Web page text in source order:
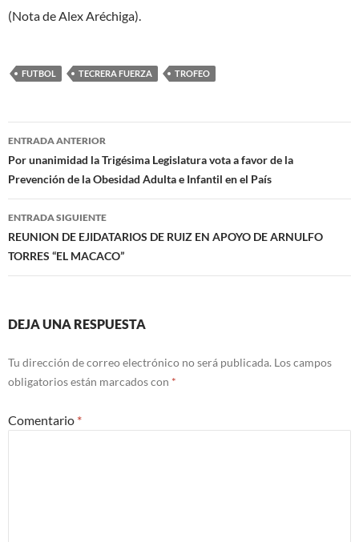
(Nota de Alex Aréchiga).
FUTBOL TECRERA FUERZA TROFEO
Navegación
de
entradas
ENTRADA ANTERIOR
Por unanimidad la Trigésima Legislatura vota a favor de la
Prevención de la Obesidad Adulta e Infantil en el País
ENTRADA SIGUIENTE
REUNION DE EJIDATARIOS DE RUIZ EN APOYO DE ARNULFO
TORRES “EL MACACO”
DEJA UNA RESPUESTA
Tu dirección de correo electrónico no será publicada. Los campos
obligatorios están marcados con *
Comentario *